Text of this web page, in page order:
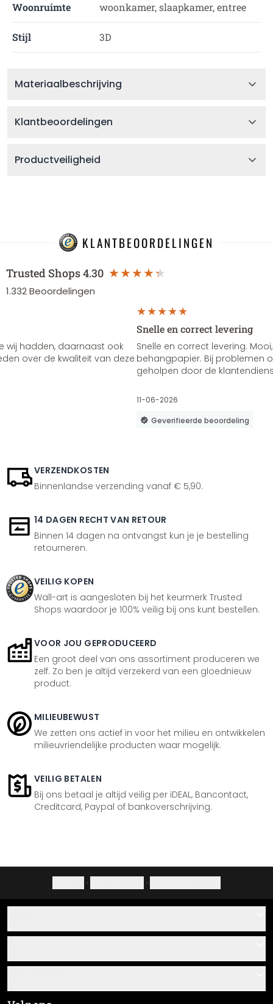
Woonruimte woonkamer, slaapkamer, entree
Stijl 3D
Materiaalbeschrijving
Klantbeoordelingen
Productveiligheid
KLANTBEOORDELINGEN
Trusted Shops4.30
1.332Beoordelingen
wij hadden, daarnaast ook
over de kwaliteit van deze
Snelle en correct levering
Snelle en correct levering.
behangpapier. Bij problemen
geholpen door de
11-06-2026
Geverifieerde beoordeling
VERZENDKOSTEN
Binnenlandse verzending vanaf € 5,90.
14 DAGEN RECHT VAN RETOUR
Binnen 14 dagen na ontvangst kun je je bestelling
retourneren.
VEILIG KOPEN
Wall-art is aangesloten bij het keurmerk Trusted
Shops waardoor je 100% veilig bij ons kunt bestellen.
VOOR JOU GEPRODUCEERD
Een groot deel van ons assortiment produceren we
zelf. Zo ben je altijd verzekerd van een gloednieuw
product.
MILIEUBEWUST
We zetten ons actief in voor het milieu en ontwikkelen
milieuvriendelijke producten waar mogelijk.
VEILIG BETALEN
Bij ons betaal je altijd veilig per iDEAL, Bancontact,
Creditcard, Paypal of bankoverschrijving.
· ·
Over ons
Plak- en montagehandleidingen
Algemene voorwaarden